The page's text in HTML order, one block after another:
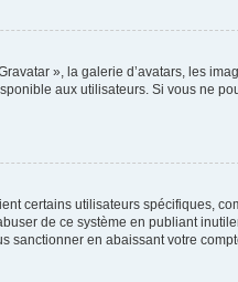
», la galerie d’avatars, les
aux utilisateurs. Si vous ne
certains utilisateurs spécifiques,
de ce système en publiant
sanctionner en abaissant votre